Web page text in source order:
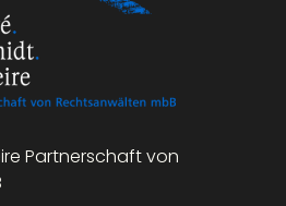
Partnerschaft von